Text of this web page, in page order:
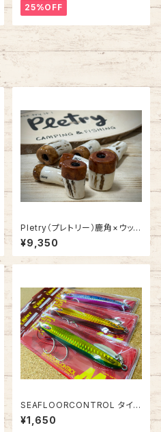
25%OFF
Pletry（プレトリー）鹿角×ウッド
ノブ【1点モノ】
¥9,350
SEAFLOORCONTROL タイ
ベイト 120g
¥1,650